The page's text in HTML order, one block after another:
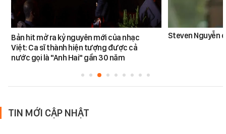
Bản hit mở ra kỷ nguyên mới của nhạc
Việt: Ca sĩ thành hiện tượng được cả
nước gọi là "Anh Hai" gần 30 năm
Steven Nguyễn
TIN MỚI CẬP NHẬT